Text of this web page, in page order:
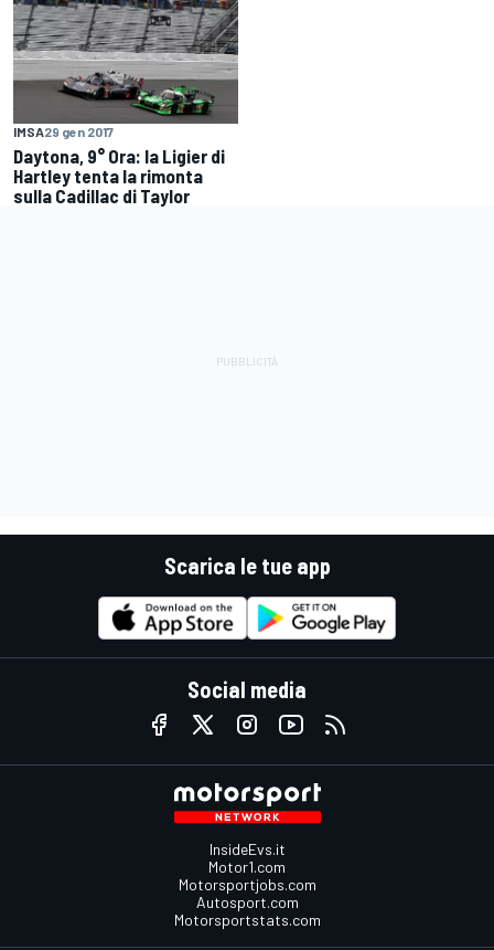
IMSA29 gen 2017
Daytona, 9° Ora: la Ligier di
Hartley tenta la rimonta
sulla Cadillac di Taylor
Scarica le tue app
Social media
InsideEvs.it
Motor1.com
Motorsportjobs.com
Autosport.com
Motorsportstats.com